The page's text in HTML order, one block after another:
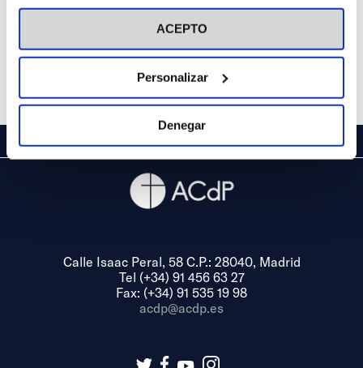
visitar nuestra Política de Cookies
ACEPTO
Personalizar
Denegar
Calle Isaac Peral, 58 C.P.: 28040, Madrid
Tel (+34) 91 456 63 27
Fax: (+34) 91 535 19 98
acdp@acdp.es